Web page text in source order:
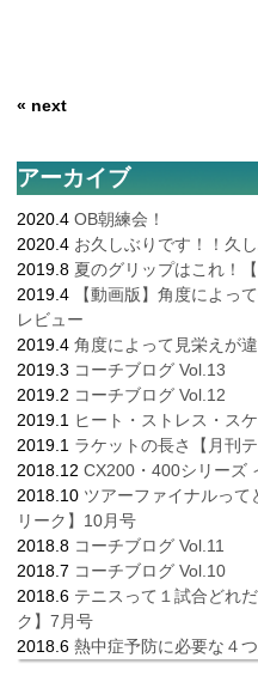
« next
アーカイブ
2020.4 OB朝練会！
2020.4 お久しぶりです！！久
2019.8 夏のグリップはこれ！
2019.4
【動画版】角度によっ
レビュー
2019.4 角度によって見栄えが
2019.3 コーチブログ Vol.13
2019.2 コーチブログ Vol.12
2019.1 ヒート・ストレス・ス
2019.1 ラケットの長さ【月刊
2018.12 CX200・400シリーズ
2018.10 ツアーファイナルって
リーク】10月号
2018.8 コーチブログ Vol.11
2018.7 コーチブログ Vol.10
2018.6 テニスって１試合どれ
ク】7月号
2018.6 熱中症予防に必要な４